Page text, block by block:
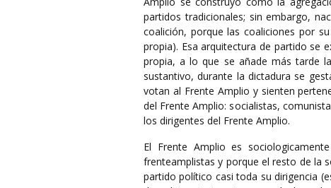
partidos tradicionales; sin embargo,
coalición, porque las coaliciones por
propia). Esa arquitectura de partido se
propia, a lo que se añade más tarde
sustantivo, durante la dictadura se
votan al Frente Amplio y sienten
del Frente Amplio: socialistas,
los dirigentes del Frente Amplio.
El Frente Amplio es
frenteamplistas y porque el resto de la
partido político casi toda su dirigencia